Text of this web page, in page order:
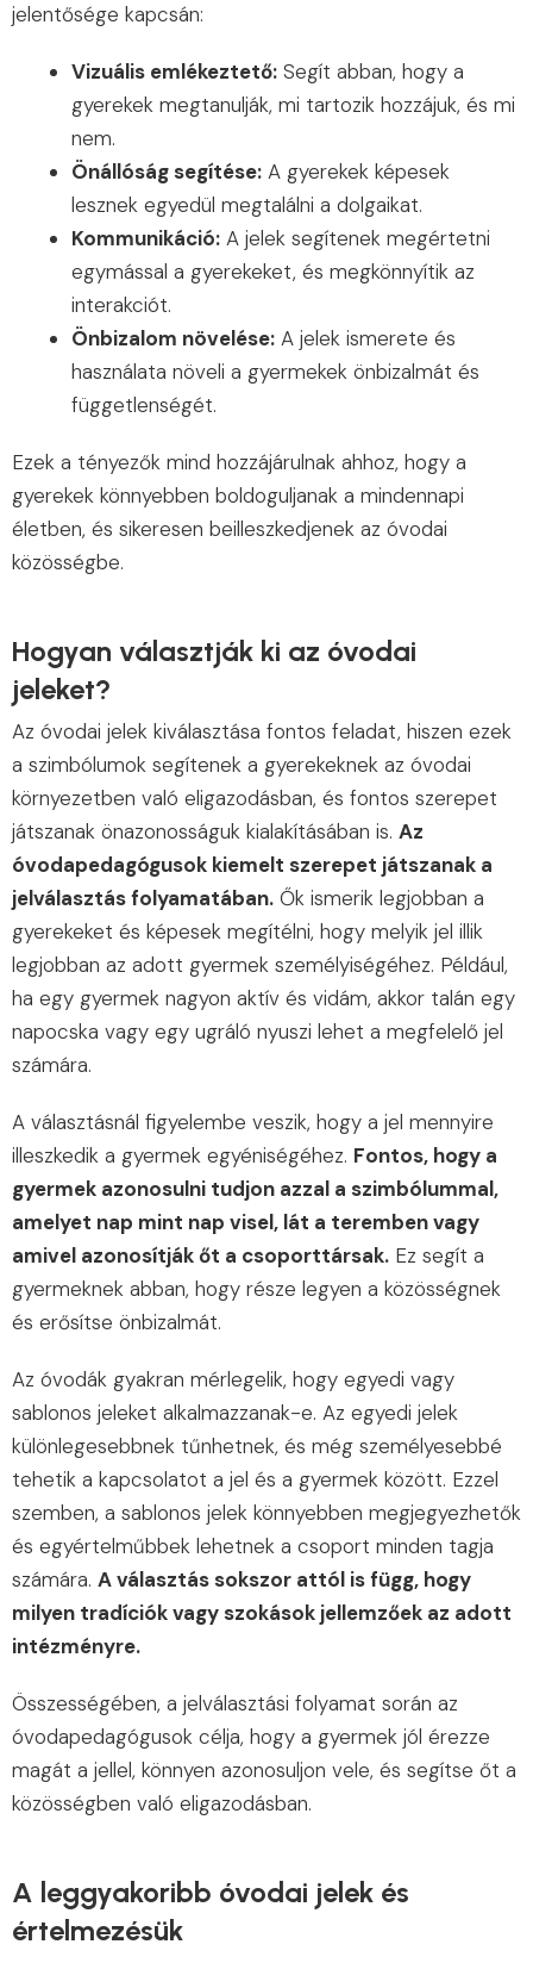
jelentősége kapcsán:
Vizuális emlékeztető: Segít abban, hogy a
gyerekek megtanulják, mi tartozik hozzájuk, és mi
nem.
Önállóság segítése: A gyerekek képesek
lesznek egyedül megtalálni a dolgaikat.
Kommunikáció: A jelek segítenek megértetni
egymással a gyerekeket, és megkönnyítik az
interakciót.
Önbizalom növelése: A jelek ismerete és
használata növeli a gyermekek önbizalmát és
függetlenségét.
Ezek a tényezők mind hozzájárulnak ahhoz, hogy a
gyerekek könnyebben boldoguljanak a mindennapi
életben, és sikeresen beilleszkedjenek az óvodai
közösségbe.
Hogyan választják ki az óvodai
jeleket?
Az óvodai jelek kiválasztása fontos feladat, hiszen ezek
a szimbólumok segítenek a gyerekeknek az óvodai
környezetben való eligazodásban, és fontos szerepet
játszanak önazonosságuk kialakításában is. Az
óvodapedagógusok kiemelt szerepet játszanak a
jelválasztás folyamatában. Ők ismerik legjobban a
gyerekeket és képesek megítélni, hogy melyik jel illik
legjobban az adott gyermek személyiségéhez. Például,
ha egy gyermek nagyon aktív és vidám, akkor talán egy
napocska vagy egy ugráló nyuszi lehet a megfelelő jel
számára.
A választásnál figyelembe veszik, hogy a jel mennyire
illeszkedik a gyermek egyéniségéhez. Fontos, hogy a
gyermek azonosulni tudjon azzal a szimbólummal,
amelyet nap mint nap visel, lát a teremben vagy
amivel azonosítják őt a csoporttársak. Ez segít a
gyermeknek abban, hogy része legyen a közösségnek
és erősítse önbizalmát.
Az óvodák gyakran mérlegelik, hogy egyedi vagy
sablonos jeleket alkalmazzanak-e. Az egyedi jelek
különlegesebbnek tűnhetnek, és még személyesebbé
tehetik a kapcsolatot a jel és a gyermek között. Ezzel
szemben, a sablonos jelek könnyebben megjegyezhetők
és egyértelműbbek lehetnek a csoport minden tagja
számára. A választás sokszor attól is függ, hogy
milyen tradíciók vagy szokások jellemzőek az adott
intézményre.
Összességében, a jelválasztási folyamat során az
óvodapedagógusok célja, hogy a gyermek jól érezze
magát a jellel, könnyen azonosuljon vele, és segítse őt a
közösségben való eligazodásban.
A leggyakoribb óvodai jelek és
értelmezésük